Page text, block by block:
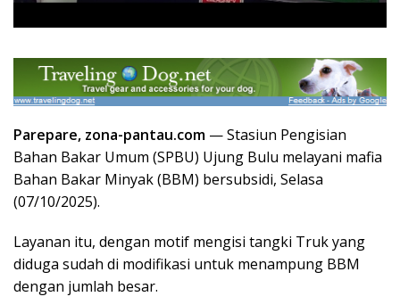
Parepare, zona-pantau.com — Stasiun Pengisian
Bahan Bakar Umum (SPBU) Ujung Bulu melayani mafia
Bahan Bakar Minyak (BBM) bersubsidi, Selasa
(07/10/2025).
Layanan itu, dengan motif mengisi tangki Truk yang
diduga sudah di modifikasi untuk menampung BBM
dengan jumlah besar.